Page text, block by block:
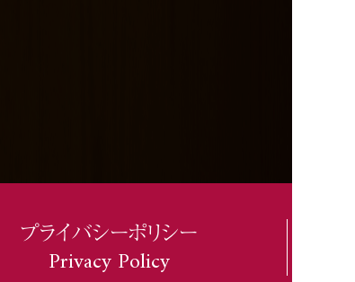
プライバシーポリシー
Privacy Policy